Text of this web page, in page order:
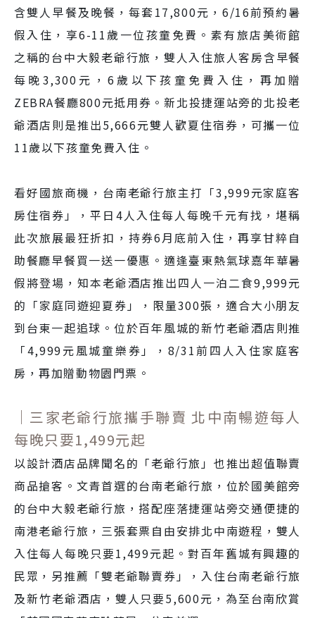
含雙人早餐及晚餐，每套17,800元，6/16前預約暑
假入住，享6-11歲一位孩童免費。素有旅店美術館
之稱的台中大毅老爺行旅，雙人入住旅人客房含早餐
每晚3,300元，6歲以下孩童免費入住，再加贈
ZEBRA餐廳800元抵用券。新北投捷運站旁的北投老
爺酒店則是推出5,666元雙人歡夏住宿券，可攜一位
11歲以下孩童免費入住。
看好國旅商機，台南老爺行旅主打「3,999元家庭客
房住宿券」，平日4人入住每人每晚千元有找，堪稱
此次旅展最狂折扣，持券6月底前入住，再享甘粹自
助餐廳早餐買一送一優惠。適逢臺東熱氣球嘉年華暑
假將登場，知本老爺酒店推出四人一泊二食9,999元
的「家庭同遊迎夏券」，限量300張，適合大小朋友
到台東一起追球。位於百年風城的新竹老爺酒店則推
「4,999元風城童樂券」，8/31前四人入住家庭客
房，再加贈動物園門票。
｜三家老爺行旅攜手聯賣 北中南暢遊每人
每晚只要1,499元起
以設計酒店品牌聞名的「老爺行旅」也推出超值聯賣
商品搶客。文青首選的台南老爺行旅，位於國美館旁
的台中大毅老爺行旅，搭配座落捷運站旁交通便捷的
南港老爺行旅，三張套票自由安排北中南遊程，雙人
入住每人每晚只要1,499元起。對百年舊城有興趣的
民眾，另推薦「雙老爺聯賣券」，入住台南老爺行旅
及新竹老爺酒店，雙人只要5,600元，為至台南欣賞